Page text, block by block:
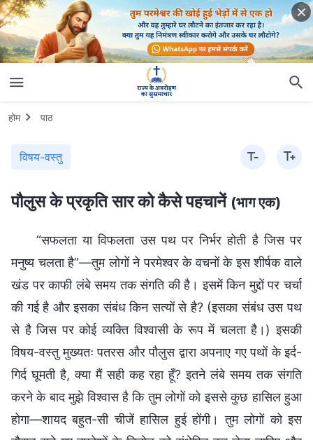
होम पाठ
विषय-वस्तु
पौलुस के प्रकृति सार को कैसे पहचानें (भाग एक)
“सफलता या विफलता उस पथ पर निर्भर होती है जिस पर
मनुष्य चलता है”—तुम लोगों ने परमेश्वर के वचनों के इस शीर्षक वाले
खंड पर काफी लंबे समय तक संगति की है। इसमें किन मुद्दों पर चर्चा
की गई है और इसका संबंध किन सत्यों से है? (इसका संबंध उस पथ
से है जिस पर कोई व्यक्ति विश्वासी के रूप में चलता है।) इसकी
विषय-वस्तु मुख्यतः पतरस और पौलुस द्वारा अपनाए गए पथों के इर्द-
गिर्द घूमती है, क्या मैं सही कह रहा हूँ? इतने लंबे समय तक संगति
करने के बाद मुझे विश्वास है कि तुम लोगों को इससे कुछ हासिल हुआ
होगा—शायद बहुत-सी चीजें हासिल हुई होंगी। तुम लोगों को इस